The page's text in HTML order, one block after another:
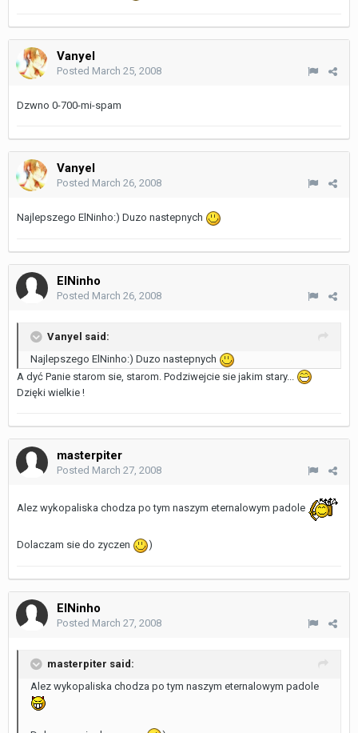
Vanyel
Posted March 25, 2008
Dzwno 0-700-mi-spam
Vanyel
Posted March 26, 2008
Najlepszego ElNinho:) Duzo nastepnych
ElNinho
Posted March 26, 2008
Vanyel said:
Najlepszego ElNinho:) Duzo nastepnych
A dyć Panie starom sie, starom. Podziwejcie sie jakim stary...
Dzięki wielkie !
masterpiter
Posted March 27, 2008
Alez wykopaliska chodza po tym naszym eternalowym padole
Dolaczam sie do zyczen )
ElNinho
Posted March 27, 2008
masterpiter said:
Alez wykopaliska chodza po tym naszym eternalowym padole